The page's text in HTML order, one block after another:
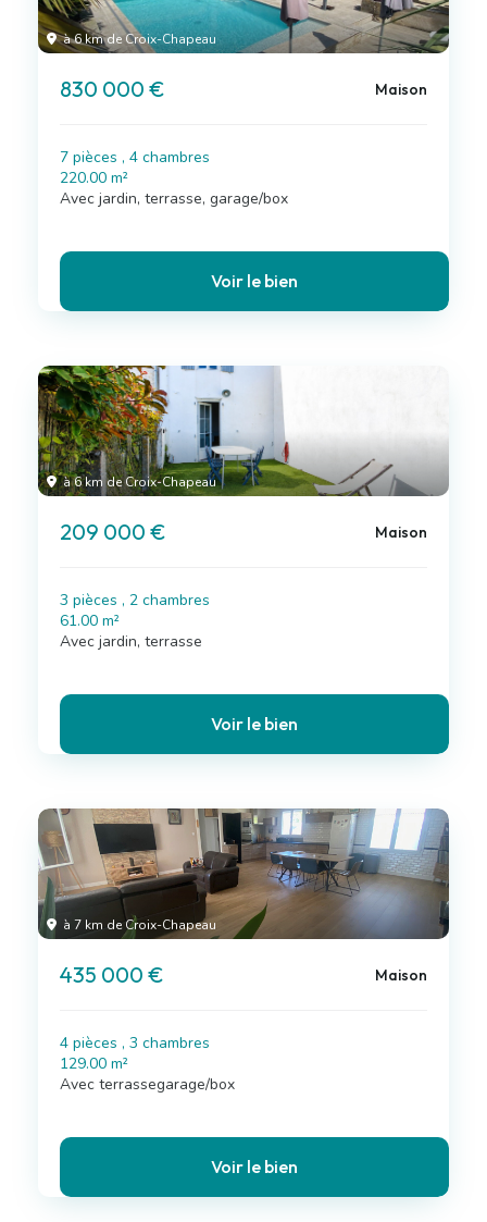
à 6 km de Croix-Chapeau
830 000 € Maison
7 pièces , 4 chambres
220.00 m²
Avec jardin, terrasse, garage/box
Voir le bien
à 6 km de Croix-Chapeau
209 000 € Maison
3 pièces , 2 chambres
61.00 m²
Avec jardin, terrasse
Voir le bien
à 7 km de Croix-Chapeau
435 000 € Maison
4 pièces , 3 chambres
129.00 m²
Avec terrassegarage/box
Voir le bien